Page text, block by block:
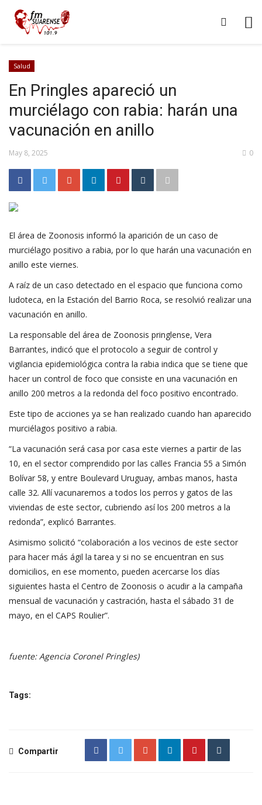
Salud
En Pringles apareció un
murciélago con rabia: harán una
vacunación en anillo
May 8, 2025 0
El área de Zoonosis informó la aparición de un caso de
murciélago positivo a rabia, por lo que harán una vacunación en
anillo este viernes.
A raíz de un caso detectado en el espacio que funciona como
ludoteca, en la Estación del Barrio Roca, se resolvió realizar una
vacunación en anillo.
La responsable del área de Zoonosis pringlense, Vera
Barrantes, indicó que el protocolo a seguir de control y
vigilancia epidemiológica contra la rabia indica que se tiene que
hacer un control de foco que consiste en una vacunación en
anillo 200 metros a la redonda del foco positivo encontrado.
Este tipo de acciones ya se han realizado cuando han aparecido
murciélagos positivo a rabia.
“La vacunación será casa por casa este viernes a partir de las
10, en el sector comprendido por las calles Francia 55 a Simón
Bolívar 58, y entre Boulevard Uruguay, ambas manos, hasta
calle 32. Allí vacunaremos a todos los perros y gatos de las
viviendas de este sector, cubriendo así los 200 metros a la
redonda”, explicó Barrantes.
Asimismo solicitó “colaboración a los vecinos de este sector
para hacer más ágil la tarea y si no se encuentran en sus
domicilios, en ese momento, pueden acercarse los días
siguientes hasta el Centro de Zoonosis o acudir a la campaña
mensual de vacunación y castración, hasta el sábado 31 de
mayo, en el CAPS Roulier”.
fuente: Agencia Coronel Pringles)
Tags:
Compartir